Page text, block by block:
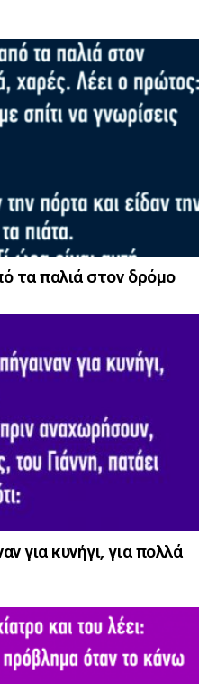
τα παλιά στον δρόμο
για κυνήγι, για πολλά